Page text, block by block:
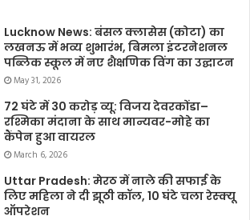
Lucknow News: बंसल क्लासेस (कोटा) का
लखनऊ में भव्य शुभारंभ, बिमला इंटरनेशनल
पब्लिक स्कूल में नए शैक्षणिक विंग का उद्घाटन
May 31, 2026
72 घंटे में 30 करोड़ व्यू: विजय देवरकोंडा–
रश्मिका मंदाना के साथ मान्यवर-मोहे का
कैंपेन हुआ वायरल
March 6, 2026
Uttar Pradesh: मेरठ में नाले की सफाई के
लिए महिला ने दी झूठी कॉल, 10 घंटे चला रेस्क्यू
ऑपरेशन